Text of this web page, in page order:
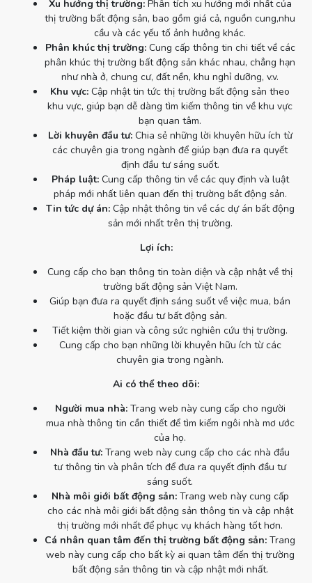
Xu hướng thị trường:Phân tích xu hướng mới nhất của
thị trường bất động sản, bao gồm giá cả, nguồn cung,nhu
cầu và các yếu tố ảnh hưởng khác.
Phân khúc thị trường:Cung cấp thông tin chi tiết về các
phân khúc thị trường bất động sản khác nhau, chẳng hạn
như nhà ở, chung cư, đất nền, khu nghỉ dưỡng, v.v.
Khu vực: Cập nhật tin tức thị trường bất động sản theo
khu vực, giúp bạn dễ dàng tìm kiếm thông tin về khu vực
bạn quan tâm.
Lời khuyên đầu tư:Chia sẻ những lời khuyên hữu ích từ
các chuyên gia trong ngành để giúp bạn đưa ra quyết
định đầu tư sáng suốt.
Pháp luật:Cung cấp thông tin về các quy định và luật
pháp mới nhất liên quan đến thị trường bất động sản.
Tin tức dự án:Cập nhật thông tin về các dự án bất động
sản mới nhất trên thị trường.
Lợi ích:
Cung cấp cho bạn thông tin toàn diện và cập nhật về thị
trường bất động sản Việt Nam.
Giúp bạn đưa ra quyết định sáng suốt về việc mua, bán
hoặc đầu tư bất động sản.
Tiết kiệm thời gian và công sức nghiên cứu thị trường.
Cung cấp cho bạn những lời khuyên hữu ích từ các
chuyên gia trong ngành.
Ai có thể theo dõi:
Người mua nhà:Trang web này cung cấp cho người
mua nhà thông tin cần thiết để tìm kiếm ngôi nhà mơ ước
của họ.
Nhà đầu tư: Trang web này cung cấp cho các nhà đầu
tư thông tin và phân tích để đưa ra quyết định đầu tư
sáng suốt.
Nhà môi giới bất động sản:Trang web này cung cấp
cho các nhà môi giới bất động sản thông tin và cập nhật
thị trường mới nhất để phục vụ khách hàng tốt hơn.
Cá nhân quan tâm đến thị trường bất động sản: Trang
web này cung cấp cho bất kỳ ai quan tâm đến thị trường
bất động sản thông tin và cập nhật mới nhất.